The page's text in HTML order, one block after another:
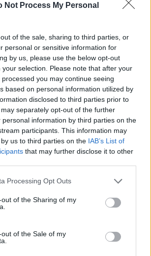
Not Process My Personal
of the sale, sharing to third parties, or
personal or sensitive information for
by us, please use the below opt-out
selection. Please note that after your
you may continue seeing
based on personal information utilized by
disclosed to third parties prior to
separately opt-out of the further
personal information by third parties on the
participants. This information may
us to third parties on the IAB’s List of
that may further disclose it to other
Processing Opt Outs
of the Sharing of my
of the Sale of my
το E-Radio.gr στοGoogle News
τα πιο hot νέα.
νέα, μπείτε στην ροή
Daily.gr
το E-Radio.gr και στο Instagram
ΔΙΑΦΗΜΙΣΗ